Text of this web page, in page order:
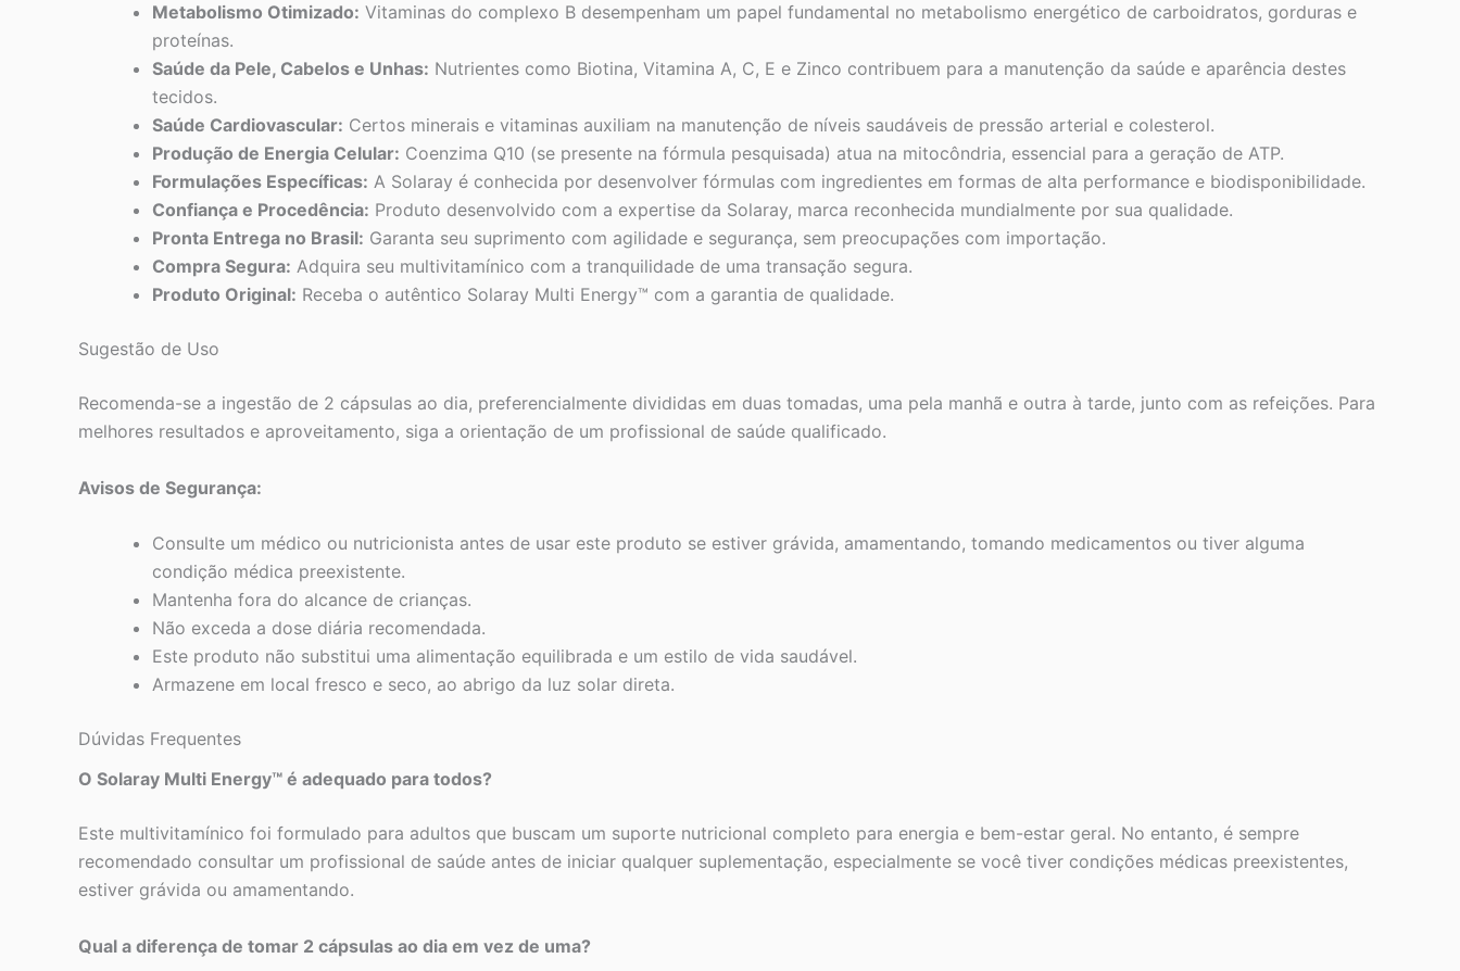
Metabolismo Otimizado: Vitaminas do complexo B desempenham um papel fundamental no metabolismo energético de carboidratos, gorduras e
proteínas.
Saúde da Pele, Cabelos e Unhas: Nutrientes como Biotina, Vitamina A, C, E e Zinco contribuem para a manutenção da saúde e aparência destes
tecidos.
Saúde Cardiovascular: Certos minerais e vitaminas auxiliam na manutenção de níveis saudáveis de pressão arterial e colesterol.
Produção de Energia Celular: Coenzima Q10 (se presente na fórmula pesquisada) atua na mitocôndria, essencial para a geração de ATP.
Formulações Específicas: A Solaray é conhecida por desenvolver fórmulas com ingredientes em formas de alta performance e biodisponibilidade.
Confiança e Procedência: Produto desenvolvido com a expertise da Solaray, marca reconhecida mundialmente por sua qualidade.
Pronta Entrega no Brasil: Garanta seu suprimento com agilidade e segurança, sem preocupações com importação.
Compra Segura: Adquira seu multivitamínico com a tranquilidade de uma transação segura.
Produto Original: Receba o autêntico Solaray Multi Energy™ com a garantia de qualidade.
Sugestão de Uso
Recomenda-se a ingestão de 2 cápsulas ao dia, preferencialmente divididas em duas tomadas, uma pela manhã e outra à tarde, junto com as refeições. Para
melhores resultados e aproveitamento, siga a orientação de um profissional de saúde qualificado.
Avisos de Segurança:
Consulte um médico ou nutricionista antes de usar este produto se estiver grávida, amamentando, tomando medicamentos ou tiver alguma
condição médica preexistente.
Mantenha fora do alcance de crianças.
Não exceda a dose diária recomendada.
Este produto não substitui uma alimentação equilibrada e um estilo de vida saudável.
Armazene em local fresco e seco, ao abrigo da luz solar direta.
Dúvidas Frequentes
O Solaray Multi Energy™ é adequado para todos?
Este multivitamínico foi formulado para adultos que buscam um suporte nutricional completo para energia e bem-estar geral. No entanto, é sempre
recomendado consultar um profissional de saúde antes de iniciar qualquer suplementação, especialmente se você tiver condições médicas preexistentes,
estiver grávida ou amamentando.
Qual a diferença de tomar 2 cápsulas ao dia em vez de uma?